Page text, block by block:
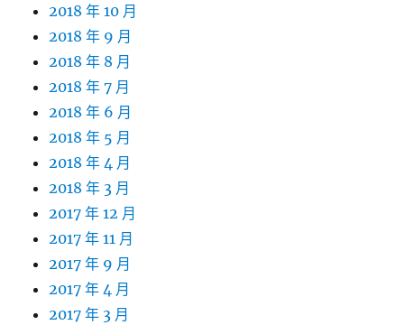
2018 年 10 月
2018 年 9 月
2018 年 8 月
2018 年 7 月
2018 年 6 月
2018 年 5 月
2018 年 4 月
2018 年 3 月
2017 年 12 月
2017 年 11 月
2017 年 9 月
2017 年 4 月
2017 年 3 月